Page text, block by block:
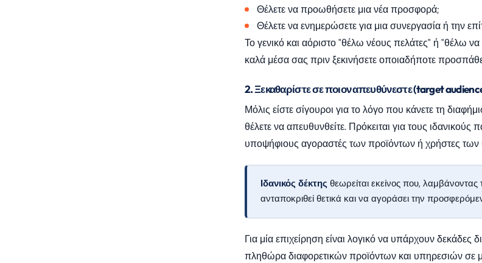
Θέλετε να προωθήσετε μια νέα προσφορά;
Θέλετε να ενημερώσετε για μια συνεργασία ή την
Το γενικό και αόριστο "θέλω νέους πελάτες" ή "θέλω
καλά μέσα σας πριν ξεκινήσετε οποιαδήποτε
2. Ξεκαθαρίστε σε ποιον απευθύνεστε (target
Μόλις είστε σίγουροι για το λόγο που κάνετε τη
θέλετε να απευθυνθείτε. Πρόκειται για τους
υποψήφιους αγοραστές των προϊόντων ή χρήστες
Ιδανικός δέκτης θεωρείται εκείνος που, λαμβάνοντας
ανταποκριθεί θετικά και να αγοράσει την
Για μία επιχείρηση είναι λογικό να υπάρχουν
πληθώρα διαφορετικών προϊόντων και υπηρεσιών σε